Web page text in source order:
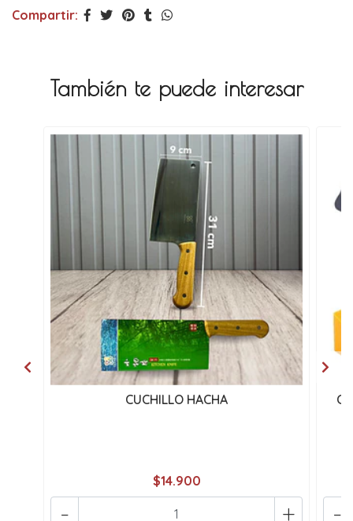
Compartir:
También te puede interesar
CUCHILLO HACHA
$14.900
+
- -